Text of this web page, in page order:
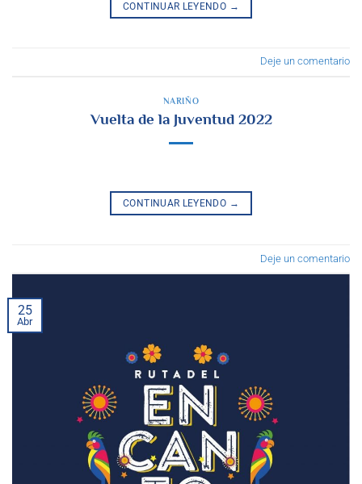
CONTINUAR LEYENDO →
Deje un comentario
NARIÑO
Vuelta de la Juventud 2022
CONTINUAR LEYENDO →
Deje un comentario
25
Abr